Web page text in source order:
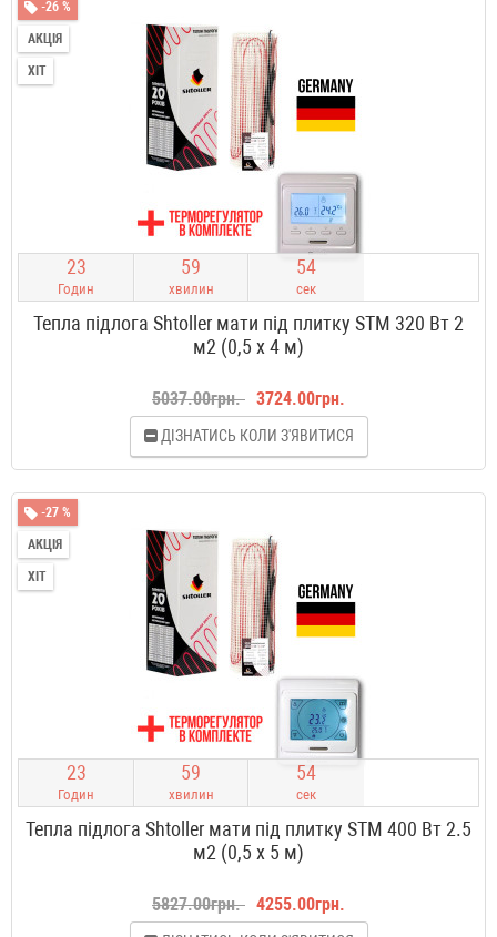
-26 %
АКЦІЯ
ХІТ
23
Годин
59
хвилин
53
сек
Тепла підлога Shtoller мати під плитку STM 320 Вт 2
м2 (0,5 х 4 м)
5037.00грн. 3724.00грн.
ДІЗНАТИСЬ КОЛИ З'ЯВИТИСЯ
-27 %
АКЦІЯ
ХІТ
23
Годин
59
хвилин
53
сек
Тепла підлога Shtoller мати під плитку STM 400 Вт 2.5
м2 (0,5 х 5 м)
5827.00грн. 4255.00грн.